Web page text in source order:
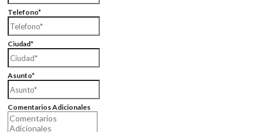
Telefono*
Ciudad*
Asunto*
Comentarios Adicionales